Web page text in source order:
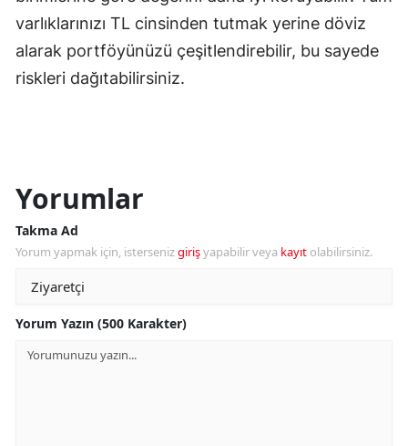
varlıklarınızı TL cinsinden tutmak yerine döviz
alarak portföyünüzü çeşitlendirebilir, bu sayede
riskleri dağıtabilirsiniz.
Yorumlar
Takma Ad
Yorum yapmak için, istersenizgirişyapabilir veya kayıt olabilirsiniz.
Yorum Yazın (500 Karakter)